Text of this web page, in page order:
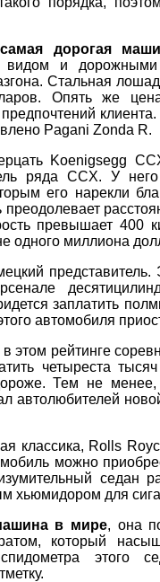
самая дорогая
видом и дорожными
Стальная
Опять же
Pagani Zonda R.
Koenigsegg
ряда CCX. У него
его нарекли
превышает 400
одного миллиона
представитель.
заплатить
автомобиля
этом рейтинге
четыреста
Тем не
автолюбителей
классика, Rolls
можно
седан
хьюмидором для
в мире, она
который
этого